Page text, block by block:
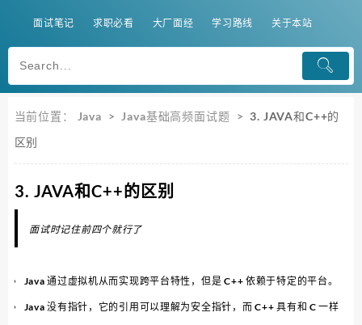
面试笔记 求职必看 大厂面经 学习路线 关于本站
当前位置： Java > Java基础高频面试题 >3. JAVA和C++的
区别
3. JAVA和C++的区别
面试时记住前四个就行了
Java 通过虚拟机从而实现跨平台特性，但是 C++ 依赖于特定的平台。
Java 没有指针，它的引用可以理解为安全指针，而 C++ 具有和 C 一样